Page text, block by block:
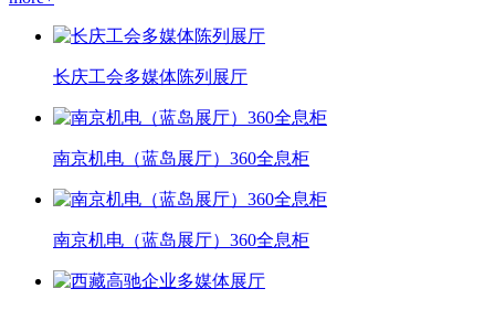
长庆工会多媒体陈列展厅
南京机电（蓝岛展厅）360全息柜
南京机电（蓝岛展厅）360全息柜